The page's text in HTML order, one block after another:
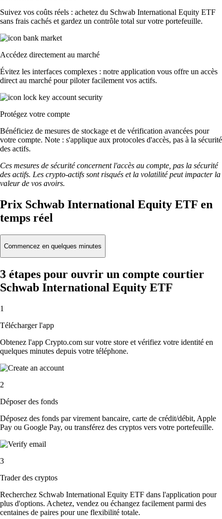
Suivez vos coûts réels : achetez du Schwab International Equity ETF
sans frais cachés et gardez un contrôle total sur votre portefeuille.
Accédez directement au marché
Évitez les interfaces complexes : notre application vous offre un accès
direct au marché pour piloter facilement vos actifs.
Protégez votre compte
Bénéficiez de mesures de stockage et de vérification avancées pour
votre compte. Note : s'applique aux protocoles d'accès, pas à la sécurité
des actifs.
Ces mesures de sécurité concernent l'accès au compte, pas la sécurité
des actifs. Les crypto-actifs sont risqués et la volatilité peut impacter la
valeur de vos avoirs.
Prix Schwab International Equity ETF en
temps réel
Commencez en quelques minutes
3 étapes pour ouvrir un compte courtier
Schwab International Equity ETF
1
Télécharger l'app
Obtenez l'app Crypto.com sur votre store et vérifiez votre identité en
quelques minutes depuis votre téléphone.
2
Déposer des fonds
Déposez des fonds par virement bancaire, carte de crédit/débit, Apple
Pay ou Google Pay, ou transférez des cryptos vers votre portefeuille.
3
Trader des cryptos
Recherchez Schwab International Equity ETF dans l'application pour
plus d'options. Achetez, vendez ou échangez facilement parmi des
centaines de paires pour une flexibilité totale.